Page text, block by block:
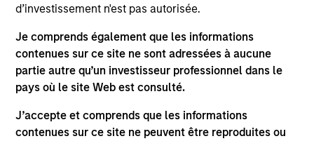
d’investissement n'est pas autorisée.
Je comprends également que les informations
contenues sur ce site ne sont adressées à aucune
partie autre qu’un investisseur professionnel dans le
pays où le site Web est consulté.
J’accepte et comprends que les informations
contenues sur ce site ne peuvent être reproduites ou
The Power of Compounding
We defined risk as losing client capital. How you perform
in down markets has an outsized impact on your total
return. By focusing on a small group of high quality
companies with consistent and stable earnings growth,
declining markets. Over a full market cycle, this should
allow us to outperform our benchmark with lower